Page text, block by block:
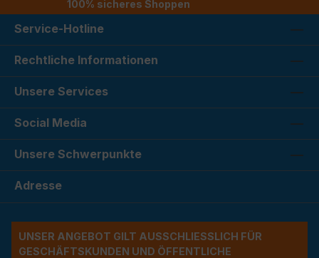
100% sicheres Shoppen
Service-Hotline
Rechtliche Informationen
Unsere Services
Social Media
Unsere Schwerpunkte
Adresse
UNSER ANGEBOT GILT AUSSCHLIESSLICH FÜR G
ESCHÄFTSKUNDEN UND ÖFFENTLICHE A